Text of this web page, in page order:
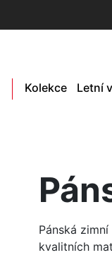
Kolekce Letní
Pánská
kvalitních